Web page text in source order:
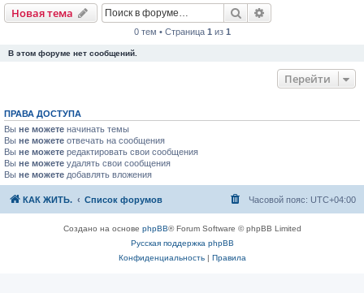
Новая тема Поиск
0 тем • Страница 1 из 1
В этом форуме нет сообщений.
Перейти
ПРАВА ДОСТУПА
Вы не можете начинать темы
Вы не можете отвечать на сообщения
Вы не можете редактировать свои сообщения
Вы не можете удалять свои сообщения
Вы не можете добавлять вложения
КАК ЖИТЬ. Список форумов Часовой пояс: UTC+04:00
Создано на основе phpBB® Forum Software © phpBB Limited
Русская поддержка phpBB
Конфиденциальность| Правила